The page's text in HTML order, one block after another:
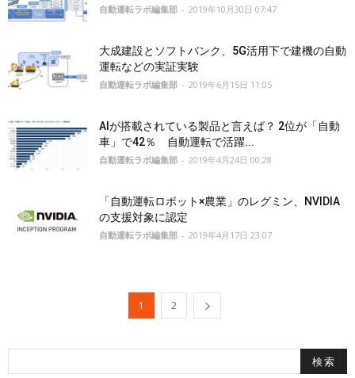
自動運転ラボ編集部 - 2019年10月30日 07:47
大成建設とソフトバンク、5G活用下で建機の自動
運転などの実証実験
自動運転ラボ編集部 - 2019年6月15日 11:05
AIが搭載されている製品と言えば？ 2位が「自動
車」で42％ 自動運転で活躍...
自動運転ラボ編集部 - 2019年4月24日 00:28
「自動運転ロボット×農業」のレグミン、NVIDIA
の支援対象に認定
自動運転ラボ編集部 - 2019年4月17日 23:07
1 2